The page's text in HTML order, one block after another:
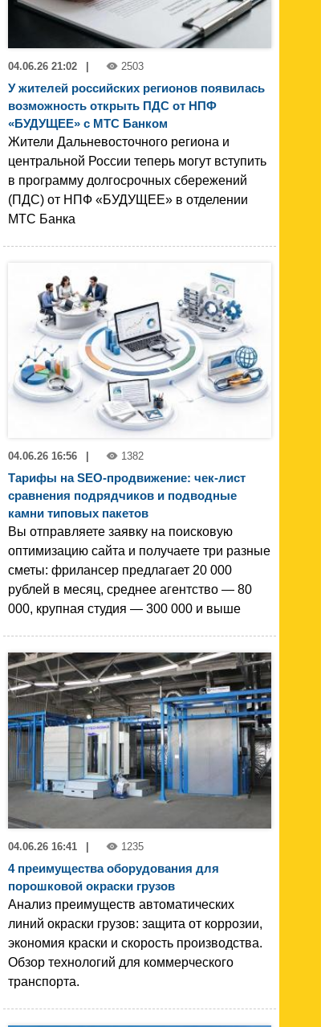
04.06.26 21:02 | 2503
У жителей российских регионов появилась
возможность открыть ПДС от НПФ
«БУДУЩЕЕ» с МТС Банком
Жители Дальневосточного региона и
центральной России теперь могут вступить
в программу долгосрочных сбережений
(ПДС) от НПФ «БУДУЩЕЕ» в отделении
МТС Банка
04.06.26 16:56 1382
Тарифы на SEO-продвижение: чек-лист
сравнения подрядчиков и подводные
камни типовых пакетов
Вы отправляете заявку на поисковую
оптимизацию сайта и получаете три разные
сметы: фрилансер предлагает 20 000
рублей в месяц, среднее агентство — 80
000, крупная студия — 300 000 и выше
04.06.26 16:41 1235
4 преимущества оборудования для
порошковой окраски грузов
Анализ преимуществ автоматических
линий окраски грузов: защита от коррозии,
экономия краски и скорость производства.
Обзор технологий для коммерческого
транспорта.